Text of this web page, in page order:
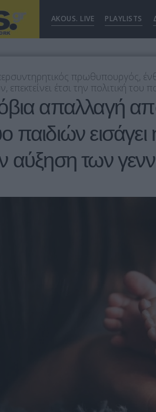
AKOUS. LIVE PLAYLISTS
πρωθυπουργός,
επεκτείνει έτσι την πολιτική
απαλλαγή
παιδιών
αύξηση των